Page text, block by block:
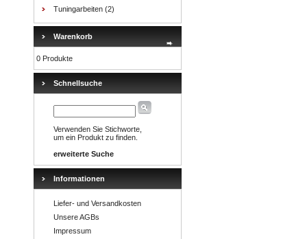
Tuningarbeiten (2)
Warenkorb
0 Produkte
Schnellsuche
Verwenden Sie Stichworte,
um ein Produkt zu finden.
erweiterte Suche
Informationen
Liefer- und Versandkosten
Unsere AGBs
Impressum